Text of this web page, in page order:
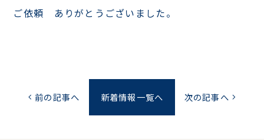
ご依頼 ありがとうございました。
chevron_left 前の記事へ 新着情報一覧へ 次の記事へ chevron_right